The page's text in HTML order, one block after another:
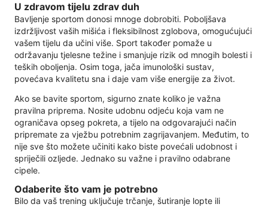
U zdravom tijelu zdrav duh
Bavljenje sportom donosi mnoge dobrobiti. Poboljšava
izdržljivost vaših mišića i fleksibilnost zglobova, omogućujući
vašem tijelu da učini više. Sport također pomaže u
održavanju tjelesne težine i smanjuje rizik od mnogih bolesti i
teških oboljenja. Osim toga, jača imunološki sustav,
povećava kvalitetu sna i daje vam više energije za život.
Ako se bavite sportom, sigurno znate koliko je važna
pravilna priprema. Nosite udobnu odjeću koja vam ne
ograničava opseg pokreta, a tijelo na odgovarajući način
pripremate za vježbu potrebnim zagrijavanjem. Međutim, to
nije sve što možete učiniti kako biste povećali udobnost i
spriječili ozljede. Jednako su važne i pravilno odabrane
cipele.
Odaberite što vam je potrebno
Bilo da vaš trening uključuje trčanje, šutiranje lopte ili